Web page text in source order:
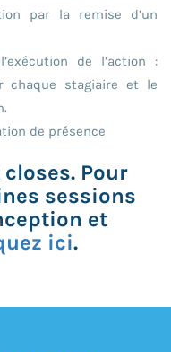
par la remise d’un
de l’action :
chaque stagiaire et le
de présence
Pour
sessions
et
ici.